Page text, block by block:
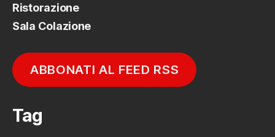
Ristorazione
Sala Colazione
ABBONATI AL FEED RSS
Tag